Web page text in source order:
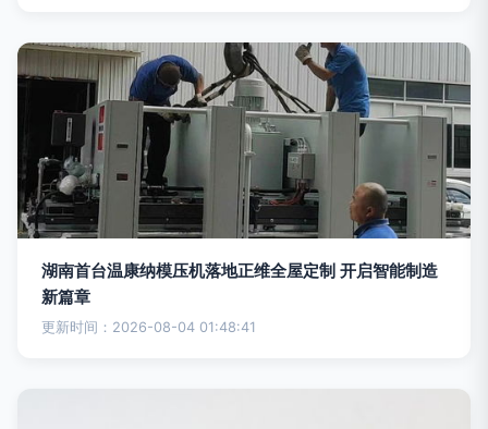
湖南首台温康纳模压机落地正维全屋定制 开启智能制造
新篇章
更新时间：2026-08-04 01:48:41